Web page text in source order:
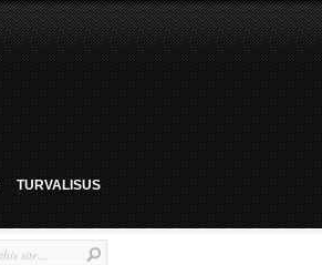
TURVALISUS